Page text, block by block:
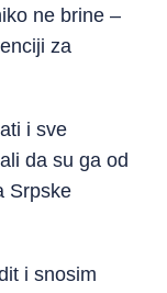
ne brine –
za
i sve
da su ga od
Srpske
i snosim